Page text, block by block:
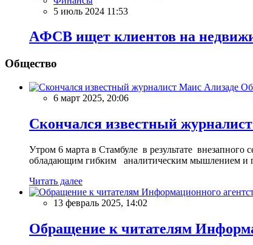
5 июль 2024 11:53
AФСВ ищет клиентов на
Общество
6 март 2025, 20:06
Скончался известный
Утром 6 марта в Стамбуле в результате
обладающим гибким аналитическим мышлением и
Читать далее
13 февраль 2025, 14:02
Обращение к читателям